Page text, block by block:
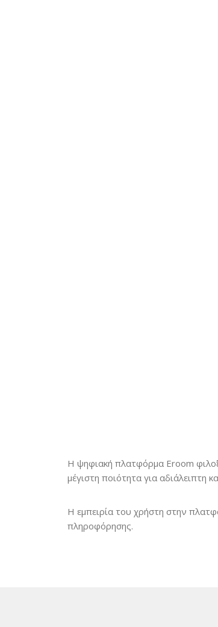
Η ψηφιακή πλατφόρμα Eroom
μέγιστη ποιότητα για αδιάλειπτη
Η εμπειρία του χρήστη στην
πληροφόρησης.